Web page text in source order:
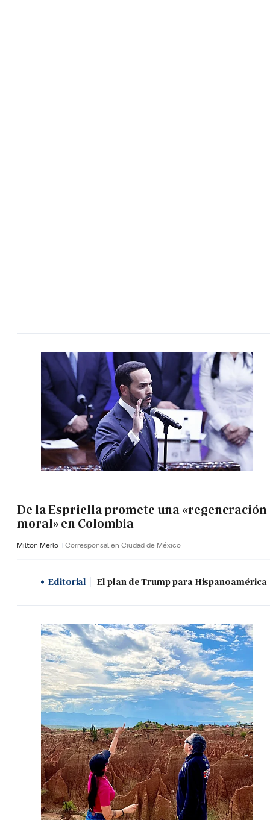
De la Espriella promete una «regeneración
moral» en Colombia
Milton Merlo Corresponsal en Ciudad de México
Editorial El plan de Trump para Hispanoamérica